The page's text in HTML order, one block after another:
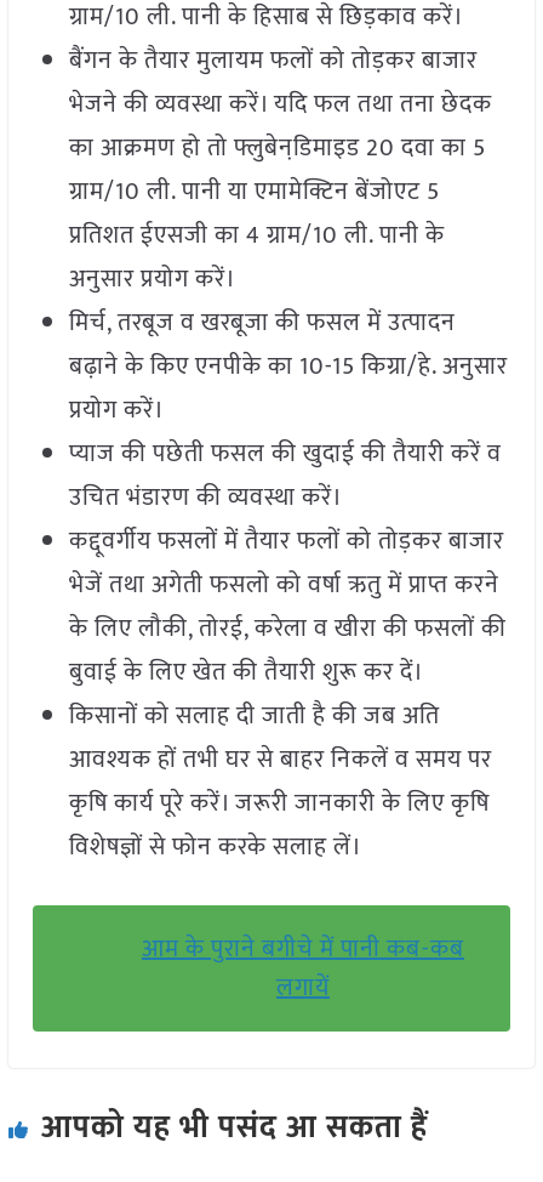
ग्राम/10 ली. पानी के हिसाब से छिड़काव करें।
बैंगन के तैयार मुलायम फलों को तोड़कर बाजार
भेजने की व्यवस्था करें। यदि फल तथा तना छेदक
का आक्रमण हो तो फ्लुबेनडि़माइड 20 दवा का 5
ग्राम/10 ली. पानी या एमामेक्टिन बेंजोएट 5
प्रतिशत ईएसजी का 4 ग्राम/10 ली. पानी के
अनुसार प्रयोग करें।
मिर्च, तरबूज व खरबूजा की फसल में उत्पादन
बढ़ाने के किए एनपीके का 10-15 किग्रा/हे. अनुसार
प्रयोग करें।
प्याज की पछेती फसल की खुदाई की तैयारी करें व
उचित भंडारण की व्यवस्था करें।
कद्दूवर्गीय फसलों में तैयार फलों को तोड़कर बाजार
भेजें तथा अगेती फसलो को वर्षा ऋतु में प्राप्त करने
के लिए लौकी, तोरई, करेला व खीरा की फसलों की
बुवाई के लिए खेत की तैयारी शुरू कर दें।
किसानों को सलाह दी जाती है की जब अति
आवश्यक हों तभी घर से बाहर निकलें व समय पर
कृषि कार्य पूरे करें। जरूरी जानकारी के लिए कृषि
विशेषज्ञों से फोन करके सलाह लें।
आम के पुराने बगीचे में पानी कब-कब
लगायें
आपको यह भी पसंद आ सकता हैं